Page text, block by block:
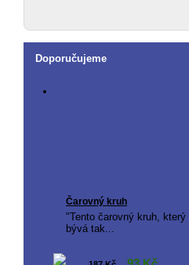
Doporučujeme
Čarovný kruh
"Tento čarovný kruh, který
bývá tak...